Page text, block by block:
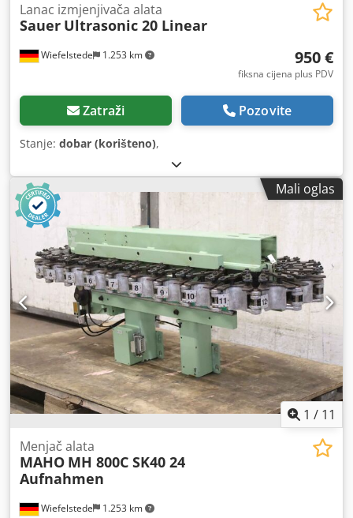
Wiefelstede 1.253 km
Lanac izmjenjivača alata
Sauer Ultrasonic 20 Linear
950 €
fiksna cijena plus PDV
Zatraži Pozovite
Stanje: dobar (korišteno),
Mali oglas
1 / 11
Wiefelstede 1.253 km
Menjač alata
MAHO MH 800C SK40 24
Aufnahmen